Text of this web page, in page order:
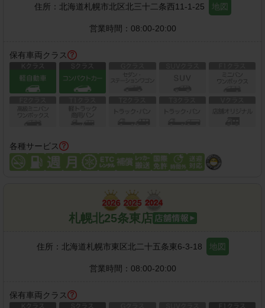
住所： 北海道札幌市北区北三十二条西11-1-25 地図
営業時間： 08:00-20:00
保有車両クラス
各種サービス
札幌北25条東店
住所： 北海道札幌市東区北二十五条東6-3-18 地図
営業時間： 08:00-20:00
保有車両クラス